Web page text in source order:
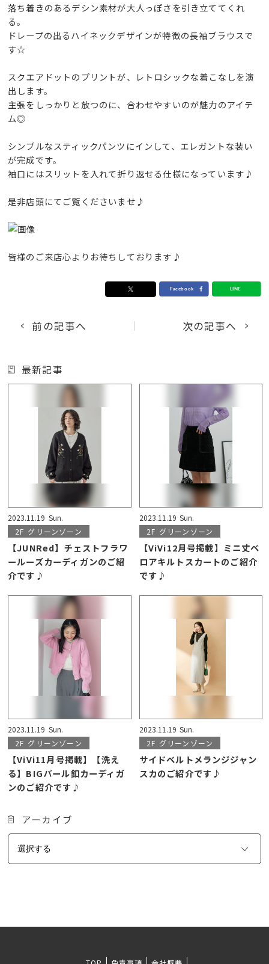
落ち着きのあるデシン素材が大人っぽさを引き立ててくれ
る。
ドレープの出るハイネックデザインが特徴の長袖ブラウスで
す☆
スクエアドットのプリントが、レトロシックな着こなしを演
出します。
主張をしっかりと放つのに、合わせやすいのが魅力のアイテ
ム◎
シンプルなスティックパンツにインして、エレガントな装い
が完成です。
袖口にはスリットを入れて折り返せる仕様になっています♪
是非店頭にてご覧くださいませ♪
皆様のご来店心よりお待ちしております♪
前の記事へ 次の記事へ
最新記事
2023.11.19 Sun.
2F グリーンゾーン
【JUNRed】チェストフラワ
ールーズカーディガンのご紹
介です♪
2023.11.19 Sun.
2F グリーンゾーン
【ViVi12月号掲載】ミニ丈ベ
ロアキルトスカートのご紹介
です♪
2023.11.19 Sun.
2F グリーンゾーン
【ViVi11月号掲載】【洗え
る】BIGパール釦カーディガ
ンのご紹介です♪
2023.11.19 Sun.
2F グリーンゾーン
サイドベルトメランジジャン
スカのご紹介です♪
アーカイブ